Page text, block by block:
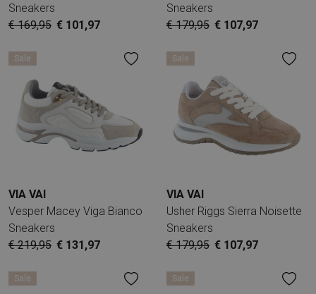
Sneakers
€ 169,95 € 101,97
Sneakers
€ 179,95 € 107,97
Sale
VIA VAI
Vesper Macey Viga Bianco
Sneakers
€ 219,95 € 131,97
Sale
VIA VAI
Usher Riggs Sierra Noisette
Sneakers
€ 179,95 € 107,97
Sale Sale